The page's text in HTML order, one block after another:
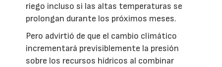
riego incluso si las altas temperaturas se
prolongan durante los próximos meses.
Pero advirtió de que el cambio climático
incrementará previsiblemente la presión
sobre los recursos hídricos al combinar